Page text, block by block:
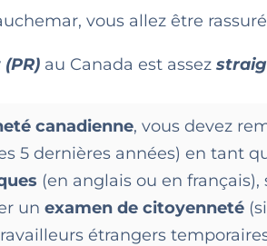
vous allez être
au Canada est assez
canadienne, vous devez
5 dernières années) en tant
(en anglais ou en
un examen de citoyenneté
étrangers